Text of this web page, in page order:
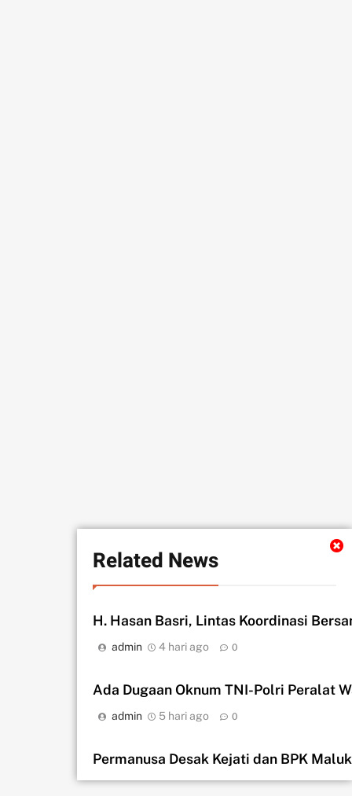
Related News
H. Hasan Basri, Lintas Koordinasi
admin 4 hari ago 0
Ada Dugaan Oknum TNI-Polri Peralat
admin 5 hari ago 0
Permanusa Desak Kejati dan BPK
admin 6 hari ago 0